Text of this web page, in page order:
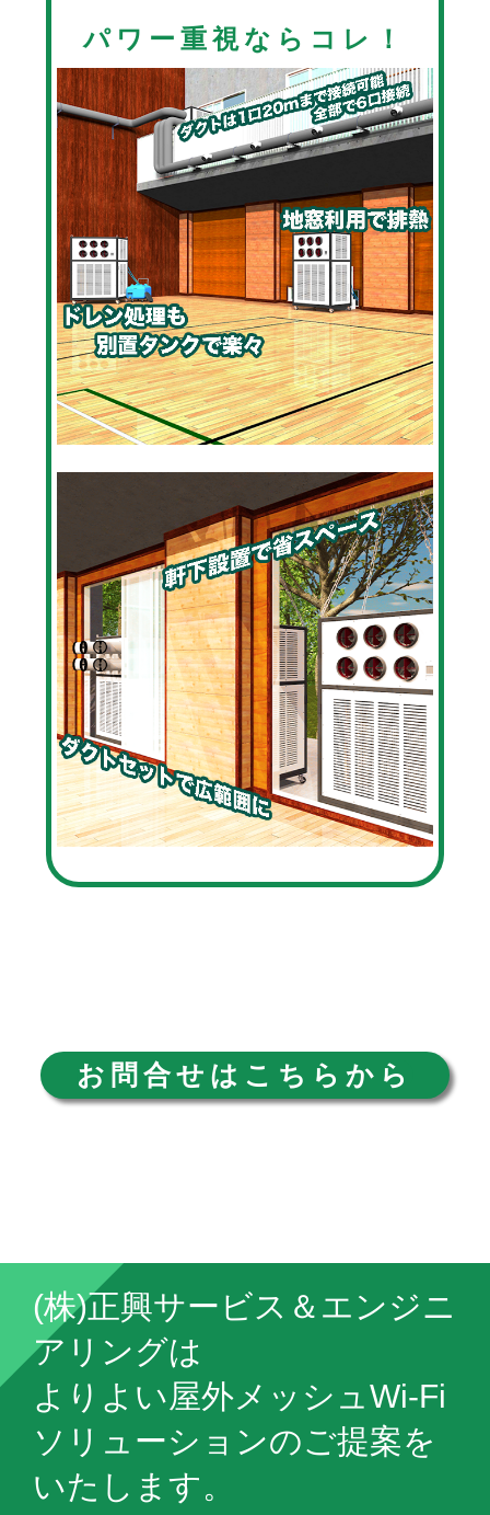
パワー重視ならコレ！
お問合せはこちらから
(株)正興サービス＆エンジニ
アリングは
よりよい屋外メッシュWi-Fi
ソリューションのご提案を
いたします。